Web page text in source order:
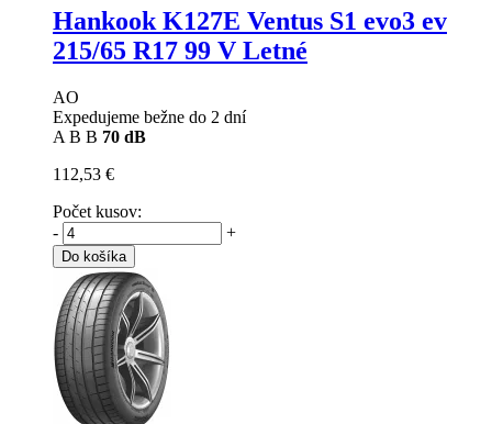
Hankook K127E Ventus S1 evo3 ev
215/65 R17 99 V Letné
AO
Expedujeme bežne do 2 dní
A B B 70 dB
112,53 €
Počet kusov:
-
+
Do košíka